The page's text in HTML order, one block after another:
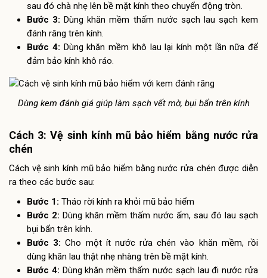
sau đó chà nhẹ lên bề mặt kính theo chuyển động tròn.
Bước 3: Dùng khăn mềm thấm nước sạch lau sạch kem
đánh răng trên kính.
Bước 4: Dùng khăn mềm khô lau lại kính một lần nữa để
đảm bảo kính khô ráo.
Dùng kem đánh giá giúp làm sạch vết mờ, bụi bẩn trên kính
Cách 3: Vệ sinh kính mũ bảo hiểm bằng nước rửa
chén
Cách vệ sinh kính mũ bảo hiểm bằng nước rửa chén được diễn
ra theo các bước sau:
Bước 1: Tháo rời kính ra khỏi mũ bảo hiểm
Bước 2: Dùng khăn mềm thấm nước ấm, sau đó lau sạch
bụi bẩn trên kính.
Bước 3: Cho một ít nước rửa chén vào khăn mềm, rồi
dùng khăn lau thật nhẹ nhàng trên bề mặt kính.
Bước 4: Dùng khăn mềm thấm nước sạch lau đi nước rửa